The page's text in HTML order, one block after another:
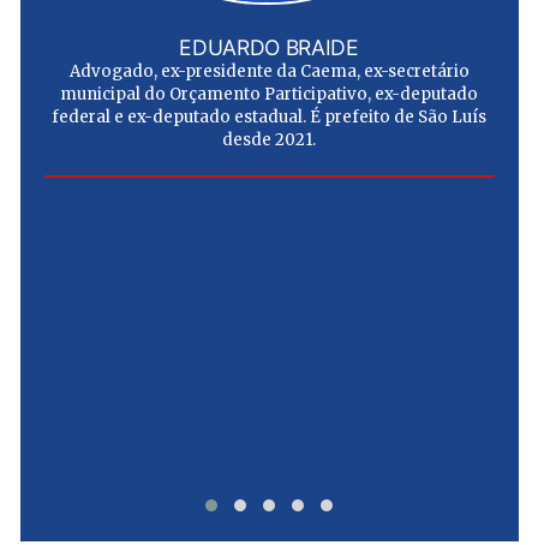
EDUARDO BRAIDE
Advogado, ex-presidente da Caema, ex-secretário
municipal do Orçamento Participativo, ex-deputado
federal e ex-deputado estadual. É prefeito de São Luís
desde 2021.